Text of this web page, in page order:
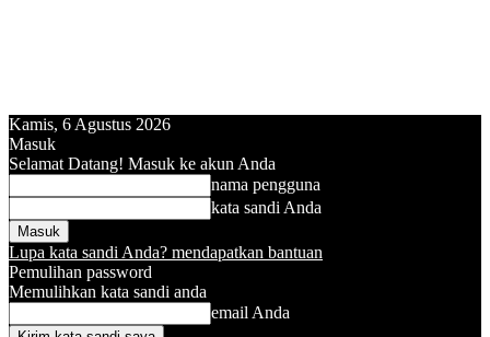
Kamis, 6 Agustus 2026
Masuk
Selamat Datang! Masuk ke akun Anda
nama pengguna
kata sandi Anda
Lupa kata sandi Anda? mendapatkan bantuan
Pemulihan password
Memulihkan kata sandi anda
email Anda